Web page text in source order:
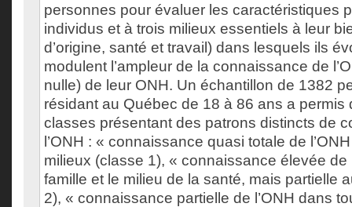
personnes pour évaluer les caractéristiques
individus et à trois milieux essentiels à leur
d’origine, santé et travail) dans lesquels ils
modulent l’ampleur de la connaissance de
nulle) de leur ONH. Un échantillon de 1382
résidant au Québec de 18 à 86 ans a permis
classes présentant des patrons distincts de
l’ONH : « connaissance quasi totale de
milieux (classe 1), « connaissance élevée de
famille et le milieu de la santé, mais partielle
2), « connaissance partielle de l’ONH dans